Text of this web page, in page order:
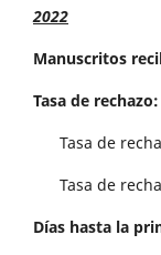
2022
Manuscritos
Tasa de rechazo:
Tasa de
Tasa de
Días hasta la